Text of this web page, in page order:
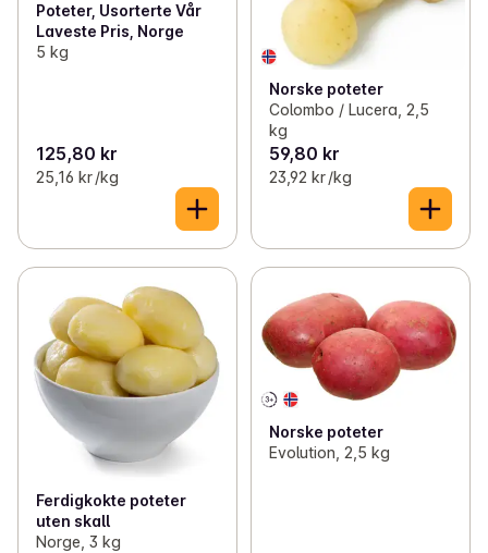
Poteter, Usorterte Vår
Laveste Pris, Norge
5 kg
125,80 kr
25,16 kr /kg
Norske poteter
Colombo / Lucera, 2,5
kg
59,80 kr
23,92 kr /kg
Ferdigkokte poteter
uten skall
Norge, 3 kg
Norske poteter
Evolution, 2,5 kg